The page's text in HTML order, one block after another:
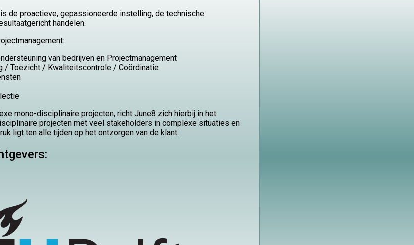
de proactieve, gepassioneerde instelling, de technische
handelen.
van bedrijven en Projectmanagement
/ Toezicht / Kwaliteitscontrole / Coördinatie
mono-disciplinaire projecten, richt June8 zich hierbij in het
projecten met veel stakeholders in complexe situaties en
ligt ten alle tijden op het ontzorgen van de klant.